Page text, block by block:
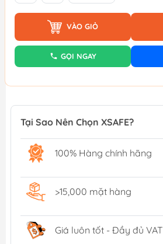
VÀO GIỎ
GỌI NGAY
Tại Sao Nên Chọn XSAFE?
100% Hàng chính hãng
>15,000 mặt hàng
Giá luôn tốt - Đầy đủ VAT